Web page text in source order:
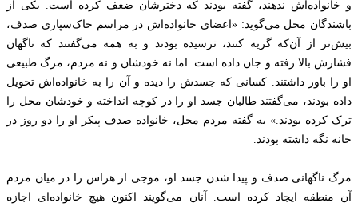
و خانواده‌اش ندهند، گفته بودند که دخترشان ضعف کرده است. یکی از
باشندگان محل می‌گوید: «اعضای خانواده‌اش در مراسم خاک‌سپاری صدف،
بیش‌تر از آن‌که گریه کنند، ترسیده بودند و به همه می‌گفتند که ناگهان
فشارش بالا رفته و جان داده است. اما نه خودشان و نه مردم، مرگ طبیعی
او را باور داشتند. کسانی که جسدش را دیده و آن را به خانواده‌اش تحویل
داده بودند، می‌گفتند طالبان جسد او را در کوچه انداخته و خودشان محل را
ترک کرده بودند.» به گفته مردم محل، خانواده صدف پیکر او را دو روز در
خانه نگه داشته بودند.
مرگ ناگهانی صدف و پیدا شدن جسد او، موجی از هراس را در میان مردم
آن منطقه ایجاد کرده است. آنان می‌گویند اکنون هیچ خانواده‌ای اجازه